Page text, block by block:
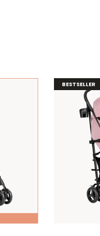
BESTSELLER
BESTSELLER